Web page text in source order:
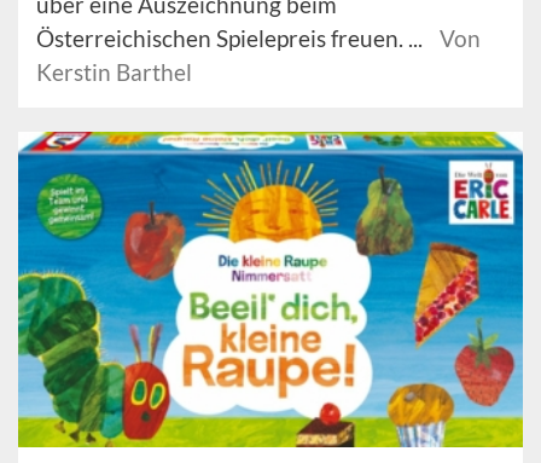
Österreichischen Spielepreis freuen. ...
Von
Kerstin Barthel